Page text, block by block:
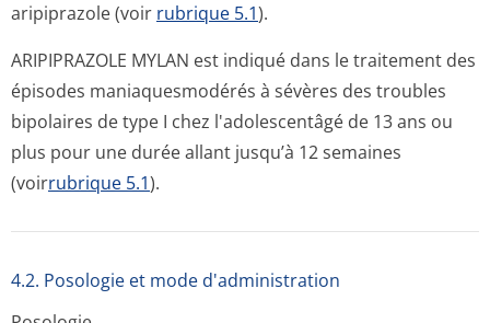
aripiprazole (voir rubrique 5.1).
ARIPIPRAZOLE MYLAN est indiqué dans le traitement des
épisodes maniaquesmodérés à sévères des troubles
bipolaires de type I chez l'adolescentâgé de 13 ans ou
plus pour une durée allant jusqu’à 12 semaines
(voirrubrique 5.1).
4.2. Posologie et mode d'administration